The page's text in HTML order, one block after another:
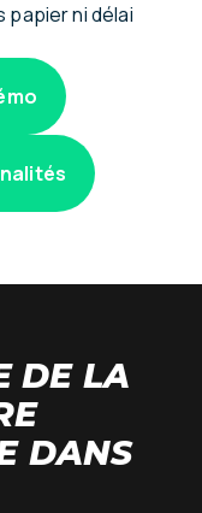
papier ni délai
DE LA
DANS